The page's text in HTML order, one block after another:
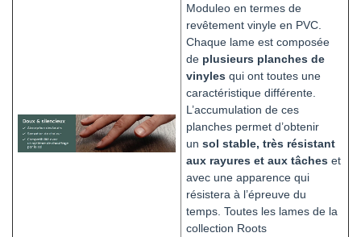
Moduleo en termes de
revêtement vinyle en PVC.
Chaque lame est composée
de plusieurs planches de
vinyles qui ont toutes une
caractéristique différente.
L’accumulation de ces
planches permet d’obtenir
un sol stable, très résistant
aux rayures et aux tâches et
avec une apparence qui
résistera à l’épreuve du
temps. Toutes les lames de la
collection Roots